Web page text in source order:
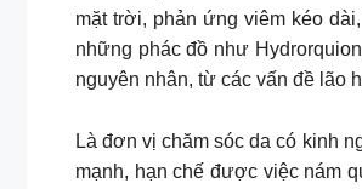
mặt trời, phản ứng viêm kéo
những phác đồ như
nguyên nhân, từ các vấn đề lão
Là đơn vị chăm sóc da có kinh
mạnh, hạn chế được việc nám